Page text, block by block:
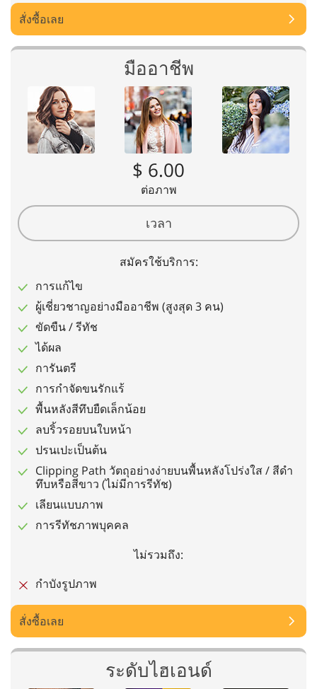
สั่งซื้อเลย
มืออาชีพ
$ 6.00
ต่อภาพ
เวลา
สมัครใช้บริการ:
การแก้ไข
ผู้เชี่ยวชาญอย่างมืออาชีพ (สูงสุด 3 คน)
ขัดขืน / รีทัช
ได้ผล
การันตรี
การกำจัดขนรักแร้
พื้นหลังสีทึบยืดเล็กน้อย
ลบริ้วรอยบนใบหน้า
ปรนเปะเป็นต้น
Clipping Path วัตถุอย่างง่ายบนพื้นหลังโปร่งใส / สีดำ
ทึบหรือสีขาว (ไม่มีการรีทัช)
เลียนแบบภาพ
การรีทัชภาพบุคคล
ไม่รวมถึง:
กำบังรูปภาพ
สั่งซื้อเลย
ระดับไฮเอนด์